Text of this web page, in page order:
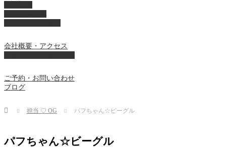
会社概要・アクセス
ご予約・お問い合わせ
ブログ
Home 担当 ♡ OG パフちゃん☆ビーグル
パフちゃん☆ビーグル